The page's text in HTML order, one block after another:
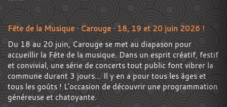
Fête de la Musique · Carouge · 18, 19 et 20 juin 2026 !
Du 18 au 20 juin, Carouge se met au diapason pour
accueillir la Fête de la musique. Dans un esprit créatif, festif
et convivial, une série de concerts tout public font vibrer la
commune durant 3 jours… Il y en a pour tous les âges et
tous les goûts ! L’occasion de découvrir une programmation
généreuse et chatoyante.